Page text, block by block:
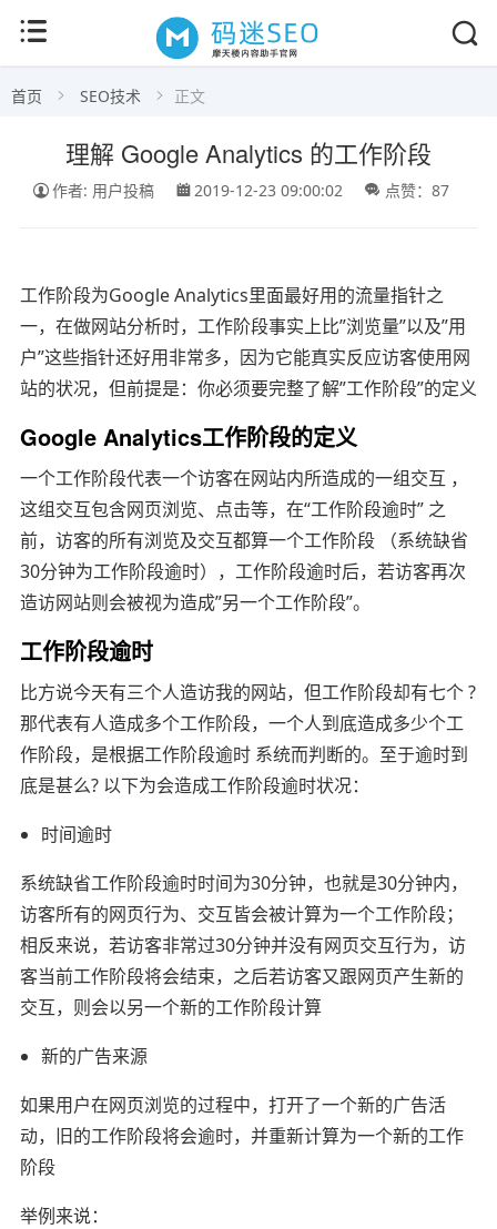
首页 SEO技术 正文
理解 Google Analytics 的工作阶段
作者: 用户投稿 2019-12-23 09:00:02 点赞：87
工作阶段为Google Analytics里面最好用的流量指针之
一，在做网站分析时，工作阶段事实上比”浏览量”以及”用
户”这些指针还好用非常多，因为它能真实反应访客使用网
站的状况，但前提是：你必须要完整了解”工作阶段”的定义
Google Analytics工作阶段的定义
一个工作阶段代表一个访客在网站内所造成的一组交互 ，
这组交互包含网页浏览、点击等，在“工作阶段逾时” 之
前，访客的所有浏览及交互都算一个工作阶段 （系统缺省
30分钟为工作阶段逾时），工作阶段逾时后，若访客再次
造访网站则会被视为造成”另一个工作阶段”。
工作阶段逾时
比方说今天有三个人造访我的网站，但工作阶段却有七个 ?
那代表有人造成多个工作阶段，一个人到底造成多少个工
作阶段，是根据工作阶段逾时 系统而判断的。至于逾时到
底是甚么? 以下为会造成工作阶段逾时状况：
时间逾时
系统缺省工作阶段逾时时间为30分钟，也就是30分钟内，
访客所有的网页行为、交互皆会被计算为一个工作阶段；
相反来说，若访客非常过30分钟并没有网页交互行为，访
客当前工作阶段将会结束，之后若访客又跟网页产生新的
交互，则会以另一个新的工作阶段计算
新的广告来源
如果用户在网页浏览的过程中，打开了一个新的广告活
动，旧的工作阶段将会逾时，并重新计算为一个新的工作
阶段
举例来说：